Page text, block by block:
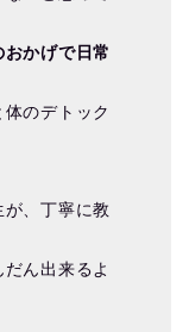
かげで日常
のデトック
、丁寧に教
ん出来るよ